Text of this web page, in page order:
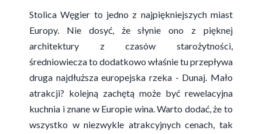
Stolica Węgier to jedno z najpiękniejszych miast
Europy. Nie dosyć, że słynie ono z pięknej
architektury z czasów starożytności,
średniowiecza to dodatkowo właśnie tu przepływa
druga najdłuższa europejska rzeka - Dunaj. Mało
atrakcji? kolejną zachętą może być rewelacyjna
kuchnia i znane w Europie wina. Warto dodać, że to
wszystko w niezwykle atrakcyjnych cenach, tak